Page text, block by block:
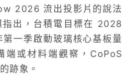
2026 流出投影片的說法
出，台積電目標在 2028
一季啟動玻璃核心基板量
端或材料端觀察，CoPoS
跡象。